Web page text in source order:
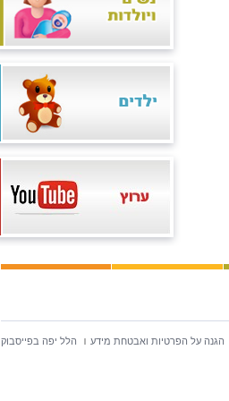
הגנה על הפרטיות ואבטחת מידע הלל יפה בפייסבוק